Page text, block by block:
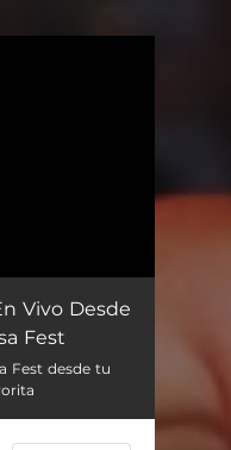
Vivo Desde
Fest
Fest desde tu